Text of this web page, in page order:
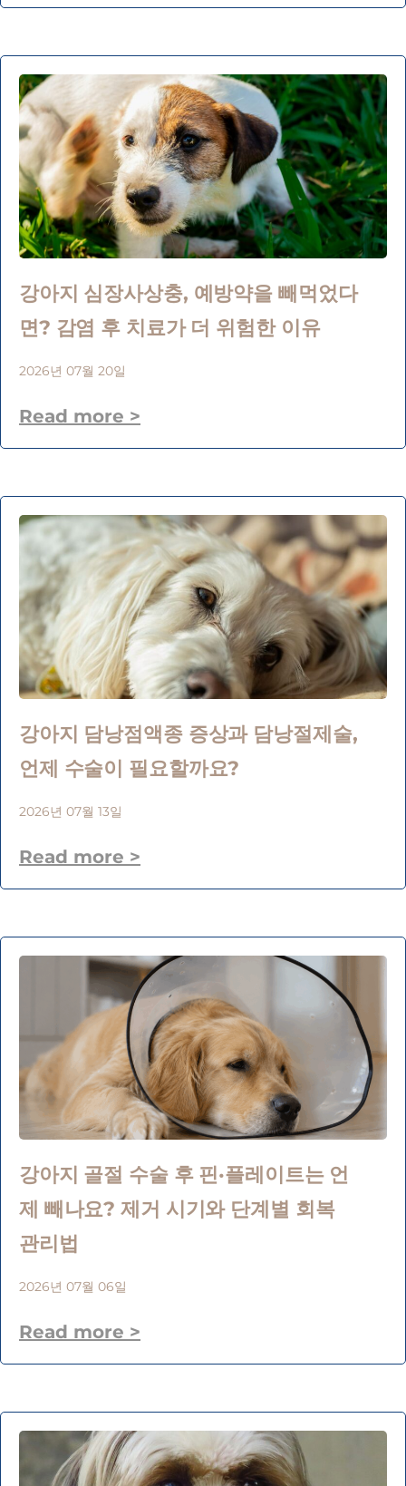
강아지 심장사상충, 예방약을 빼먹었다
면? 감염 후 치료가 더 위험한 이유
2026년 07월 20일
Read more >
강아지 담낭점액종 증상과 담낭절제술,
언제 수술이 필요할까요?
2026년 07월 13일
Read more >
강아지 골절 수술 후 핀·플레이트는 언
제 빼나요? 제거 시기와 단계별 회복
관리법
2026년 07월 06일
Read more >